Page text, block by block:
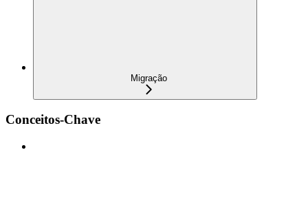
Migração
Conceitos-Chave